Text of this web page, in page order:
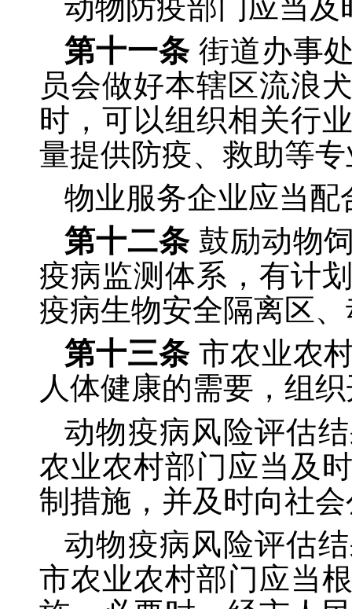
动物防疫部门应当
第十一条 街道办事
员会做好本辖区流浪
时，可以组织相关行
量提供防疫、救助等
物业服务企业应当
第十二条 鼓励动物
疫病监测体系，有计
疫病生物安全隔离区
第十三条 市农业农
人体健康的需要，组
动物疫病风险评估
农业农村部门应当及
制措施，并及时向社
动物疫病风险评估
市农业农村部门应当